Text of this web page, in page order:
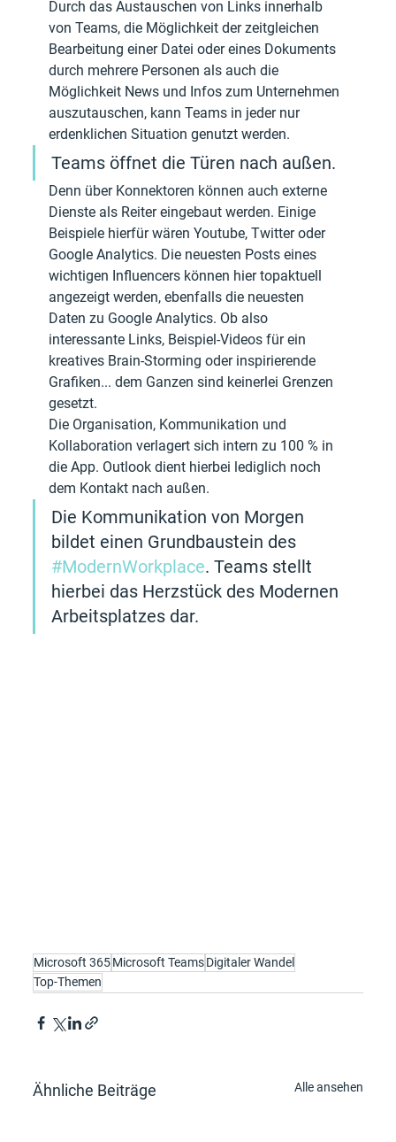
Durch das Austauschen von Links innerhalb
von Teams, die Möglichkeit der zeitgleichen
Bearbeitung einer Datei oder eines Dokuments
durch mehrere Personen als auch die
Möglichkeit News und Infos zum Unternehmen
auszutauschen, kann Teams in jeder nur
erdenklichen Situation genutzt werden.
Teams öffnet die Türen nach außen.
Denn über Konnektoren können auch externe
Dienste als Reiter eingebaut werden. Einige
Beispiele hierfür wären Youtube, Twitter oder
Google Analytics. Die neuesten Posts eines
wichtigen Influencers können hier topaktuell
angezeigt werden, ebenfalls die neuesten
Daten zu Google Analytics. Ob also
interessante Links, Beispiel-Videos für ein
kreatives Brain-Storming oder inspirierende
Grafiken... dem Ganzen sind keinerlei Grenzen
gesetzt.
Die Organisation, Kommunikation und
Kollaboration verlagert sich intern zu 100 % in
die App. Outlook dient hierbei lediglich noch
dem Kontakt nach außen.
Die Kommunikation von Morgen
bildet einen Grundbaustein des
#ModernWorkplace. Teams stellt
hierbei das Herzstück des Modernen
Arbeitsplatzes dar.
Microsoft 365Microsoft TeamsDigitaler Wandel
Top-Themen
Ähnliche Beiträge Alle ansehen